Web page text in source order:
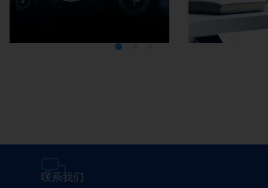
联系我们